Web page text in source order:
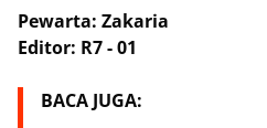
Pewarta: Zakaria
Editor: R7 - 01
BACA JUGA: